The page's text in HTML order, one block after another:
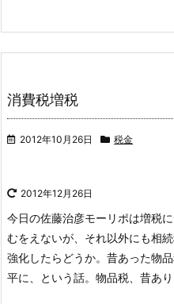
消費税増税
2012年10月26日 税金
2012年12月26日
今日の佐藤治彦モーリポは増税
むをえないが、それ以外にも相
強化したらどうか。昔あった物
平に、という話。物品税、昔あ